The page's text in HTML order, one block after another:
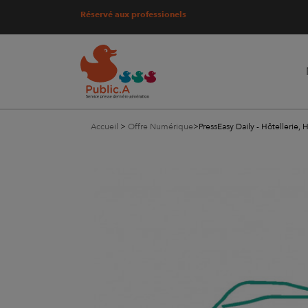
Réservé aux professionels
Accueil > Offre Numérique>PressEasy Daily - Hôtellerie,